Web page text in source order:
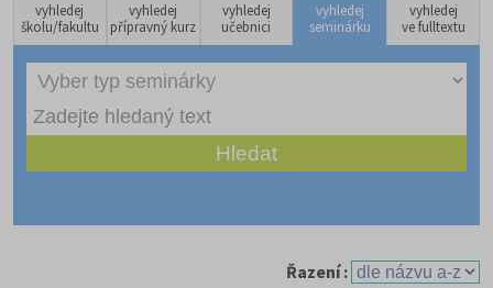
vyhledej
školu/fakultu
vyhledej
přípravný kurz
vyhledej
učebnici
vyhledej
seminárku
vyhledej
ve fulltextu
Řazení :